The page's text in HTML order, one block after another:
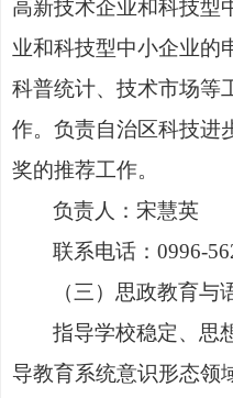
高新技术企业和科技型
业和科技型中小企业的
科普统计、技术市场等
作。 负责自治区科技进
奖的推荐工作。
负责人：宋慧英
联系电话：0996-
（三）思政教育与
指导学校稳定、思
导教育系统意识形态领